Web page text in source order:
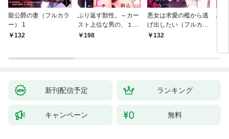
龍公爵の妻（フルカラ
ー） 1
132
ぶり返す獣性。～カー
スト上位な男の、１０
年越しの激愛１
198
悪女は求愛の檻から逃
げ出したい（フルカラ
ー） 1
132
恋
新刊配信予定 ランキング
キャンペーン 無料